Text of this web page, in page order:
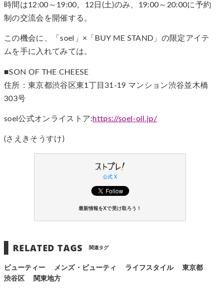
時間は12:00～19:00。12日(土)のみ、19:00～20:00に予約
制の交流会を開催する。
この機会に、「soel」×「BUY ME STAND」の限定アイテ
ムを手に入れてみては。
■SON OF THE CHEESE
住所：東京都渋谷区東1丁目31-19 マンション渋谷並木橋
303号
soel公式オンライストア:https://soel-oil.jp/
(さえきそうすけ)
公式 X
最新情報をXで受け取ろう！
RELATED TAGS 関連タグ
ビューティー メンズ・ビューティ ライフスタイル
東京都
渋谷区
関東地方